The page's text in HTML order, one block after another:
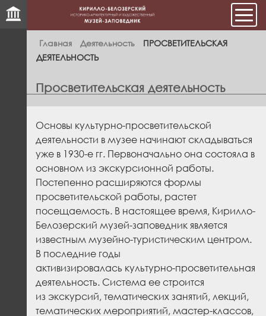
Главная Деятельность
ПРОСВЕТИТЕЛЬСКАЯ
ДЕЯТЕЛЬНОСТЬ
Просветительская деятельность
Основы культурно-просветительской
деятельности в музее начинают складываться
уже в 1930-е гг. Первоначально она состояла в
основном из экскурсионной работы.
Постепенно расширяются формы
просветительской работы, растет
посещаемость. В настоящее время, Кирилло-
Белозерский музей-заповедник является
известным музейно-туристическим центром.
В последние годы
активизировалась культурно-просветительная
деятельность. Система ее строится
из экскурсий, тематических занятий, лекций,
тематических мероприятий, мастер-классов,